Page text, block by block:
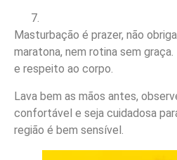
Masturbação é prazer, não
maratona, nem rotina sem
e respeito ao corpo.
Lava bem as mãos antes,
confortável e seja cuidadosa
região é bem sensível.